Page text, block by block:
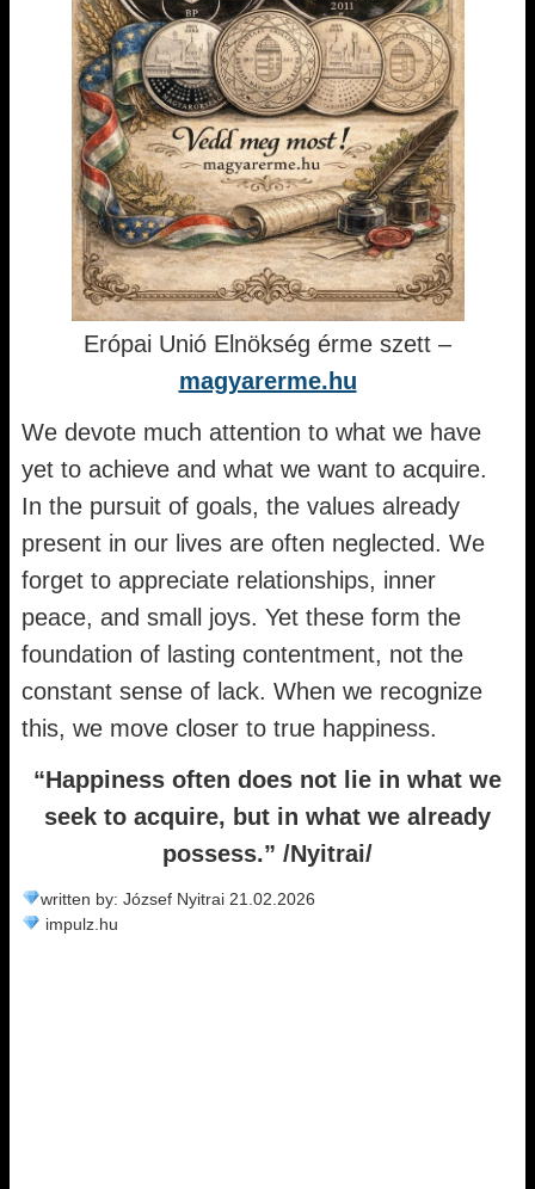
Erópai Unió Elnökség érme szett –
magyarerme.hu
We devote much attention to what we have
yet to achieve and what we want to acquire.
In the pursuit of goals, the values already
present in our lives are often neglected. We
forget to appreciate relationships, inner
peace, and small joys. Yet these form the
foundation of lasting contentment, not the
constant sense of lack. When we recognize
this, we move closer to true happiness.
“Happiness often does not lie in what we
seek to acquire, but in what we already
possess.” /Nyitrai/
written by: József Nyitrai 21.02.2026
impulz.hu